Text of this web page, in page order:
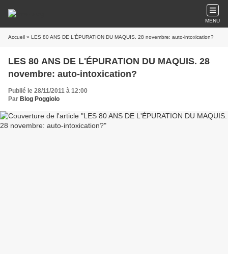
MENU
Accueil » LES 80 ANS DE L'ÉPURATION DU MAQUIS. 28 novembre: auto-intoxication?
LES 80 ANS DE L'ÉPURATION DU MAQUIS. 28
novembre: auto-intoxication?
Publié le 28/11/2011 à 12:00
Par Blog Poggiolo